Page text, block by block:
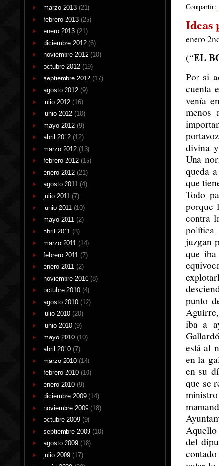
marzo 2013 (21)
febrero 2013 (25)
enero 2013 (21)
diciembre 2012 (6)
noviembre 2012 (10)
octubre 2012 (19)
septiembre 2012 (17)
agosto 2012 (9)
julio 2012 (16)
junio 2012 (10)
mayo 2012 (9)
abril 2012 (12)
marzo 2012 (13)
febrero 2012 (15)
enero 2012 (21)
agosto 2011 (4)
julio 2011 (7)
junio 2011 (10)
mayo 2011 (2)
abril 2011 (3)
marzo 2011 (14)
febrero 2011 (7)
enero 2011 (2)
noviembre 2010 (8)
octubre 2010 (4)
agosto 2010 (12)
julio 2010 (20)
junio 2010 (9)
mayo 2010 (10)
abril 2010 (7)
marzo 2010 (14)
febrero 2010 (10)
enero 2010 (9)
diciembre 2009 (14)
noviembre 2009 (18)
octubre 2009 (9)
septiembre 2009 (10)
agosto 2009 (18)
julio 2009 (17)
Compartir:
Ideas
enero
(“EL
Por si
cuenta
venía
menos
divina
Una
queda
que
Todo
porque
contra
juzgan
que
punto
iba a
está al
en la
en su
que se
ministro
Aquello
del